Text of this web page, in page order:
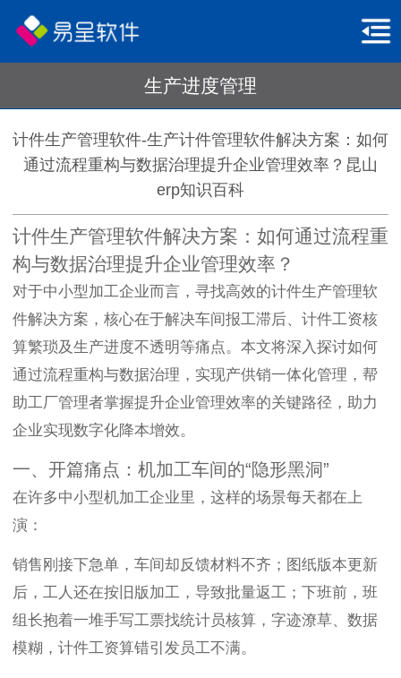
生产进度管理
计件生产管理软件-生产计件管理软件解决方案：如何
通过流程重构与数据治理提升企业管理效率？昆山
erp知识百科
计件生产管理软件解决方案：如何通过流程重
构与数据治理提升企业管理效率？
对于中小型加工企业而言，寻找高效的计件生产管理软
件解决方案，核心在于解决车间报工滞后、计件工资核
算繁琐及生产进度不透明等痛点。本文将深入探讨如何
通过流程重构与数据治理，实现产供销一体化管理，帮
助工厂管理者掌握提升企业管理效率的关键路径，助力
企业实现数字化降本增效。
一、开篇痛点：机加工车间的“隐形黑洞”
在许多中小型机加工企业里，这样的场景每天都在上
演：
销售刚接下急单，车间却反馈材料不齐；图纸版本更新
后，工人还在按旧版加工，导致批量返工；下班前，班
组长抱着一堆手写工票找统计员核算，字迹潦草、数据
模糊，计件工资算错引发员工不满。